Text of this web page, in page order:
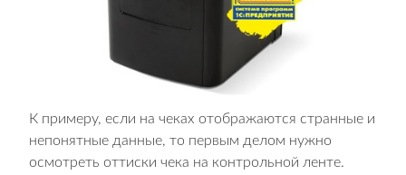
К примеру, если на чеках отображаются странные и
непонятные данные, то первым делом нужно
осмотреть оттиски чека на контрольной ленте.